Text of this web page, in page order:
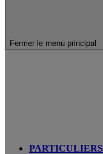
Fermer le menu principal
PARTICULIERS